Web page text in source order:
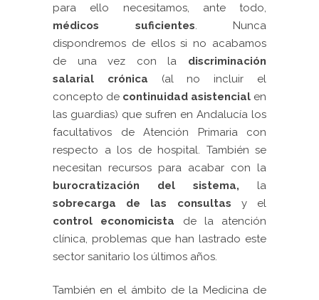
para ello necesitamos, ante todo,
médicos suficientes. Nunca
dispondremos de ellos si no acabamos
de una vez con la discriminación
salarial crónica (al no incluir el
concepto de continuidad asistencial en
las guardias) que sufren en Andalucía los
facultativos de Atención Primaria con
respecto a los de hospital. También se
necesitan recursos para acabar con la
burocratización del sistema, la
sobrecarga de las consultas y el
control economicista de la atención
clínica, problemas que han lastrado este
sector sanitario los últimos años.
También en el ámbito de la Medicina de